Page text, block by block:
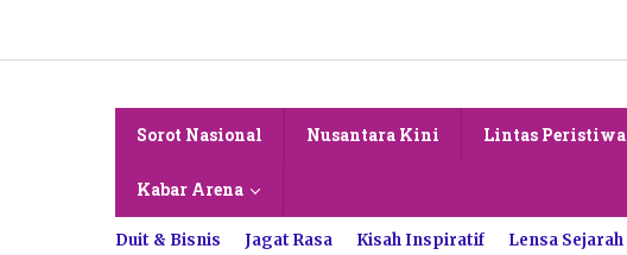
konten
Sorot Nasional Nusantara Kini Lintas Peristiwa
Kabar Arena
Duit & Bisnis Jagat Rasa Kisah Inspiratif Lensa Sejarah